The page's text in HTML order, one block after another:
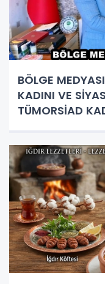
BÖLGE
KADINI VE
TÜMORSİAD